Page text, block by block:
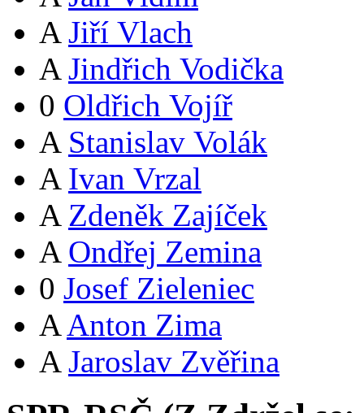
A Jiří Vlach
A Jindřich Vodička
0 Oldřich Vojíř
A Stanislav Volák
A Ivan Vrzal
A Zdeněk Zajíček
A Ondřej Zemina
0 Josef Zieleniec
A Anton Zima
A Jaroslav Zvěřina